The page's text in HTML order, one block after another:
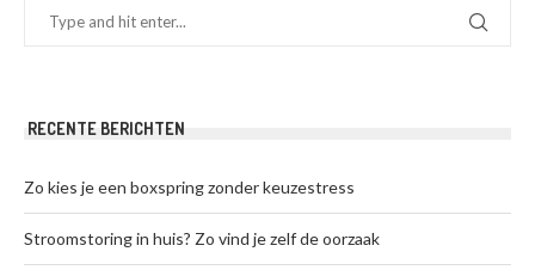
RECENTE BERICHTEN
Zo kies je een boxspring zonder keuzestress
Stroomstoring in huis? Zo vind je zelf de oorzaak